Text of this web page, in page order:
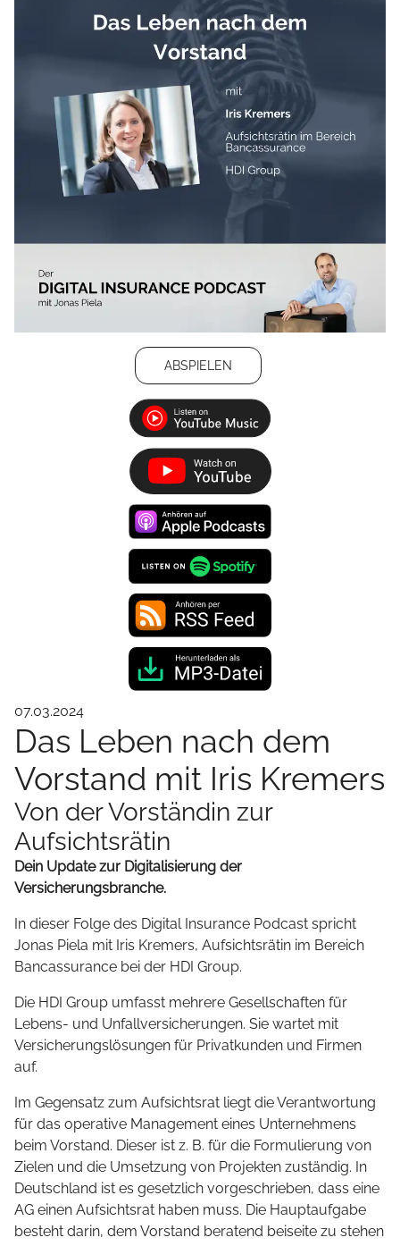
ABSPIELEN
07.03.2024
Das Leben nach dem
Vorstand mit Iris Kremers
Von der Vorständin zur
Aufsichtsrätin
Dein Update zur Digitalisierung der
Versicherungsbranche.
In dieser Folge des Digital Insurance Podcast spricht
Jonas Piela mit Iris Kremers, Aufsichtsrätin im Bereich
Bancassurance bei der HDI Group.
Die HDI Group umfasst mehrere Gesellschaften für
Lebens- und Unfallversicherungen. Sie wartet mit
Versicherungslösungen für Privatkunden und Firmen
auf.
Im Gegensatz zum Aufsichtsrat liegt die Verantwortung
für das operative Management eines Unternehmens
beim Vorstand. Dieser ist z. B. für die Formulierung von
Zielen und die Umsetzung von Projekten zuständig. In
Deutschland ist es gesetzlich vorgeschrieben, dass eine
AG einen Aufsichtsrat haben muss. Die Hauptaufgabe
besteht darin, dem Vorstand beratend beiseite zu stehen